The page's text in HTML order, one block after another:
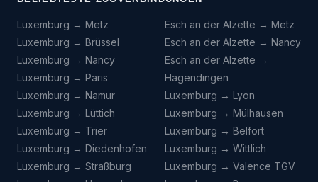
Luxemburg → Metz
Luxemburg → Brüssel
Luxemburg → Nancy
Luxemburg → Paris
Luxemburg → Namur
Luxemburg → Lüttich
Luxemburg → Trier
Luxemburg → Diedenhofen
Luxemburg → Straßburg
Esch an der Alzette → Metz
Esch an der Alzette → Nancy
Esch an der Alzette →
Hagendingen
Luxemburg → Lyon
Luxemburg → Mülhausen
Luxemburg → Belfort
Luxemburg → Wittlich
Luxemburg → Valence TGV